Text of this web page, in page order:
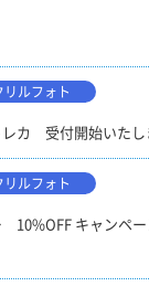
リルフォト
カ 受付開始いたし
リルフォト
10%OFF キャンペ